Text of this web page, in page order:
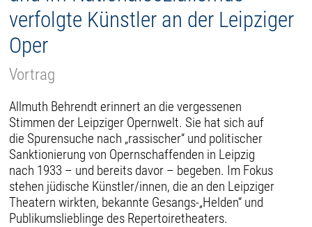
verfolgte Künstler an der Leipziger
Oper
Vortrag
Allmuth Behrendt erinnert an die vergessenen
Stimmen der Leipziger Opernwelt. Sie hat sich auf
die Spurensuche nach „rassischer“ und politischer
Sanktionierung von Opernschaffenden in Leipzig
nach 1933 – und bereits davor – begeben. Im Fokus
stehen jüdische Künstler/innen, die an den Leipziger
Theatern wirkten, bekannte Gesangs-„Helden“ und
Publikumslieblinge des Repertoiretheaters.